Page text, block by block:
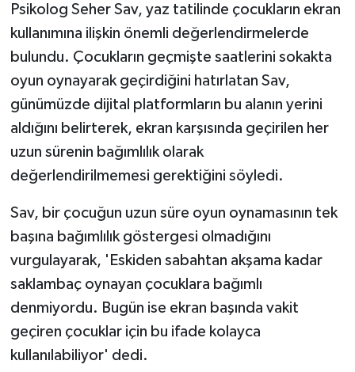
Psikolog Seher Sav, yaz tatilinde çocukların ekran
kullanımına ilişkin önemli değerlendirmelerde
bulundu. Çocukların geçmişte saatlerini sokakta
oyun oynayarak geçirdiğini hatırlatan Sav,
günümüzde dijital platformların bu alanın yerini
aldığını belirterek, ekran karşısında geçirilen her
uzun sürenin bağımlılık olarak
değerlendirilmemesi gerektiğini söyledi.
Sav, bir çocuğun uzun süre oyun oynamasının tek
başına bağımlılık göstergesi olmadığını
vurgulayarak, 'Eskiden sabahtan akşama kadar
saklambaç oynayan çocuklara bağımlı
denmiyordu. Bugün ise ekran başında vakit
geçiren çocuklar için bu ifade kolayca
kullanılabiliyor' dedi.